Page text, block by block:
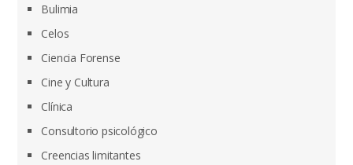
Bulimia
Celos
Ciencia Forense
Cine y Cultura
Clínica
Consultorio psicológico
Creencias limitantes